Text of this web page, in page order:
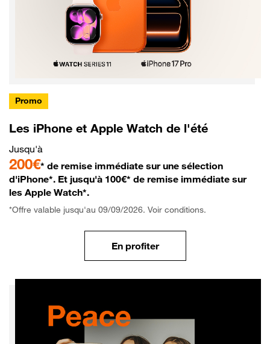
Promo
Les iPhone et Apple Watch de l'été
Jusqu'à
200€* de remise immédiate sur une sélection
d'iPhone*. Et jusqu'à 100€* de remise immédiate sur
les Apple Watch*.
*Offre valable jusqu'au 09/09/2026. Voir conditions.
En profiter